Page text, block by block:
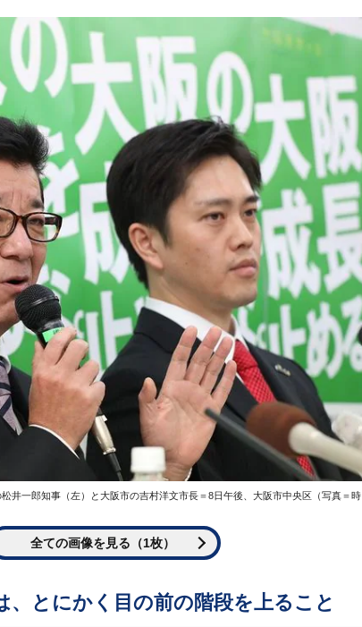
井一郎知事（左）と大阪市の吉村洋文市長＝8日午後、大阪市中央区（写真＝時
全ての画像を見る（1枚）
、とにかく目の前の階段を上ること